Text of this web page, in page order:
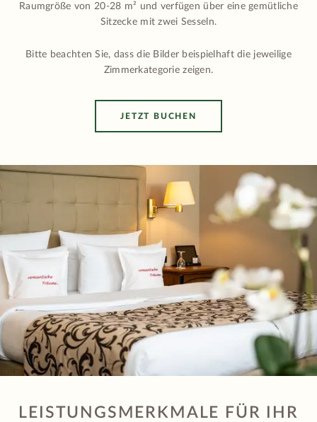
Raumgröße von 20-28 m² und verfügen über eine gemütliche
Sitzecke mit zwei Sesseln.
Bitte beachten Sie, dass die Bilder beispielhaft die jeweilige
Zimmerkategorie zeigen.
JETZT BUCHEN
LEISTUNGSMERKMALE FÜR IHR